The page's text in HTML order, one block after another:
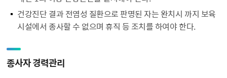
건강진단 결과 전염성 질환으로 판명된 자는 완치시 까지 보육
시설에서 종사할 수 없으며 휴직 등 조치를 하여야 한다.
종사자 경력관리